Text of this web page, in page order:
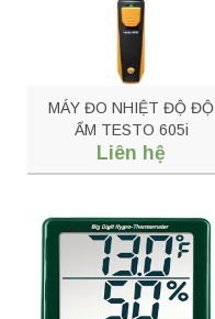
MÁY ĐO NHIỆT ĐỘ ĐỘ
ẨM TESTO 605i
Liên hệ